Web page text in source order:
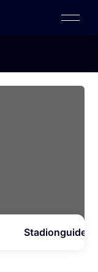
Stadionguide